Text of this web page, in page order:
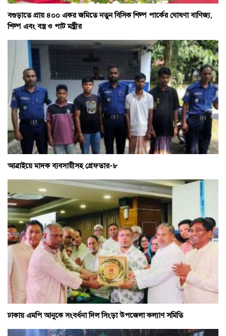
বগুড়াতে প্রায় ৪০০ একর জমিতে নতুন বিসিক শিল্প পার্কের ঘোষণা বাণিজ্য,
শিল্প এবং বস্ত্র ও পাট মন্ত্রীর
আত্রাইয়ে মাদক ব্যবসায়ীসহ গ্রেফতার-৮
ঢাকায় এমপি আনুকে সংবর্ধনা দিল সিংড়া উপজেলা কল্যাণ সমিতি